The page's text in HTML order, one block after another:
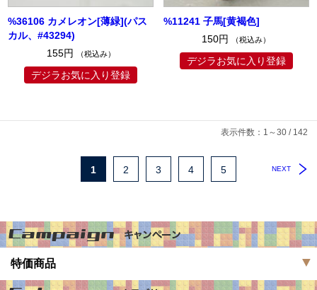
%36106 カメレオン[薄緑](パス
カル、#43294)
155円
（税込み）
デジラお気に入り登録
%11241 子馬[黄褐色]
150円
（税込み）
デジラお気に入り登録
表示件数：1～30 / 142
NEXT
1 2 3 4 5
特価商品